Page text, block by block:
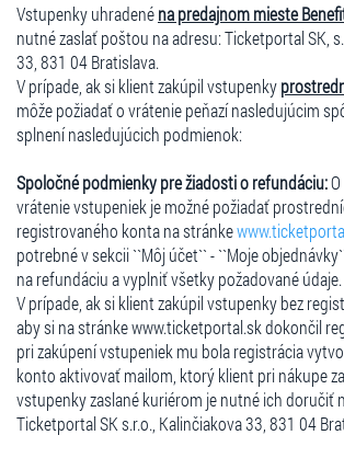
Vstupenky uhradenéna predajnom mieste
nutné zaslať poštou na adresu: Ticketportal SK,
33, 831 04 Bratislava.
V prípade, ak si klient zakúpil vstupenky
môže požiadať o vrátenie peňazí nasledujúcim
splnení nasledujúcich podmienok:
Spoločné podmienky pre žiadosti o refundáciu:
vrátenie vstupeniek je možné požiadať
registrovaného konta na stránke
potrebné v sekcii ``Môj účet`` - ``Moje
na refundáciu a vyplniť všetky požadované údaje.
V prípade, ak si klient zakúpil vstupenky bez
aby si na stránke www.ticketportal.sk dokončil
pri zakúpení vstupeniek mu bola registrácia
konto aktivovať mailom, ktorý klient pri nákupe
vstupenky zaslané kuriérom je nutné ich doručiť
Ticketportal SK s.r.o., Kalinčiakova 33, 831 04